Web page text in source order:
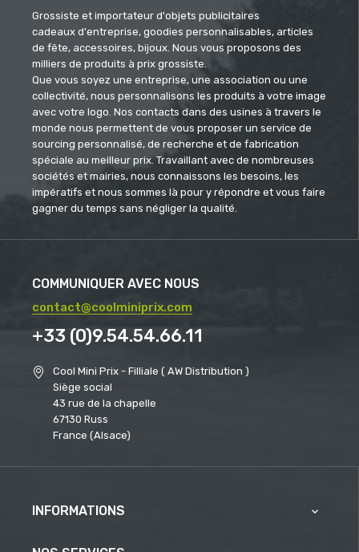
Grossiste et importateur d'objets publicitaires
cadeaux d'entreprise, goodies personnalisables, articles
de fête, accessoires, bijoux. Nous vous proposons des
milliers de produits à prix grossiste.
Que vous soyez une entreprise, une association ou une
collectivité, nous personnalisons les produits à votre image
avec votre logo. Nos contacts dans des usines à travers le
monde nous permettent de vous proposer un service de
sourcing personnalisé, de recherche et de fabrication
spéciale au meilleur prix. Travaillant avec de nombreuses
sociétés et mairies, nous connaissons les besoins, les
impératifs et nous sommes là pour y répondre et vous faire
gagner du temps sans négliger la qualité.
COMMUNIQUER AVEC NOUS
contact@coolminiprix.com
+33 (0)9.54.54.66.11
Cool Mini Prix - Filliale ( AW Distribution )
Siège social
43 rue de la chapelle
67130 Russ
France (Alsace)
INFORMATIONS 